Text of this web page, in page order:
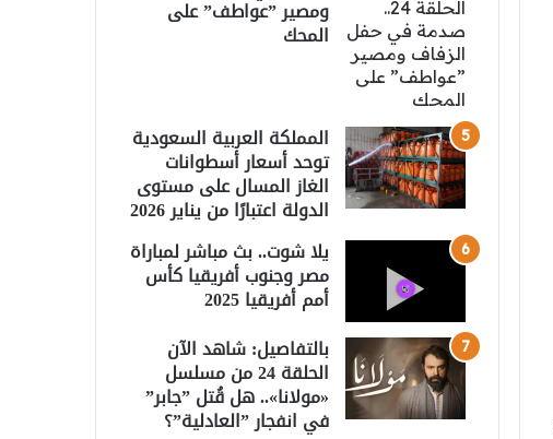
ومصير ”عواطف” على
المحك
المملكة العربية السعودية
توحد أسعار أسطوانات
الغاز المسال على مستوى
الدولة اعتبارًا من يناير 2026
يلا شوت.. بث مباشر لمباراة
مصر وجنوب أفريقيا كأس
أمم أفريقيا 2025
بالتفاصيل: شاهد الآن
الحلقة 24 من مسلسل
«مولانا».. هل قُتل ”جابر”
في انفجار ”العادلية”؟